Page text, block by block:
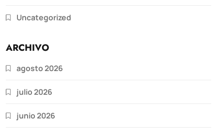
Uncategorized
ARCHIVO
agosto 2026
julio 2026
junio 2026